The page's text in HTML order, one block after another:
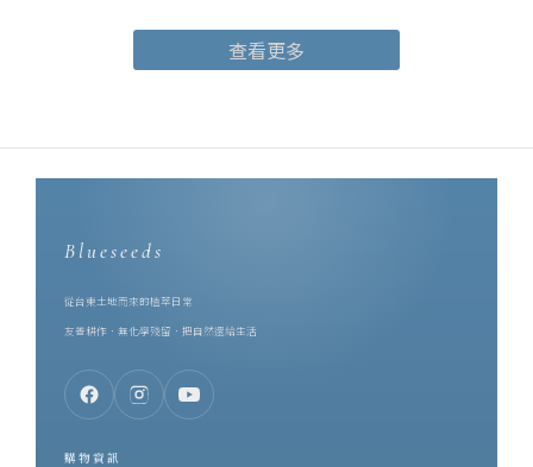
合作的起點，是同樣的堅持。芙彤園創辦人兼執行長詹茹惠
（Stephanie），科技業出身，卻在 2016 年轉身投入香草產業，遠
調香這件事教給了一誠 —— 她是一誠的啟蒙老師。而在同一片土地
上，博雅齋深耕紅烏龍近四十年。一個專注於香草種植與精油調
上。對土地的態度既然一致，剩下的就是把兩種手藝放在一起 ——
紅烏龍茶葉，製作成香水。一、為什麼是紅烏龍？先認識這支台灣
特色茶要理解這瓶紅烏龍茶香水，得先理解紅烏龍。紅烏龍是誕生
酵程度，再經中度焙火。因此它同時擁有兩種性格：烏龍的花香底
蘊，與紅茶般的醇厚甘甜。茶湯呈琥珀橙紅，像典藏過的白蘭地。
查看更多
Blueseeds
從台東土地而來的植萃日常
友善耕作．無化學殘留．把自然還給生活
購物資訊